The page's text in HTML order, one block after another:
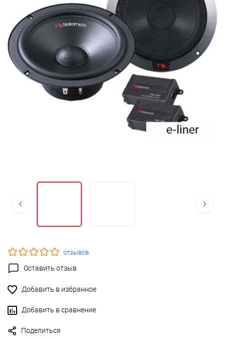
отзывов
Оставить отзыв
Добавить в избранное
Добавить в сравнение
Поделиться